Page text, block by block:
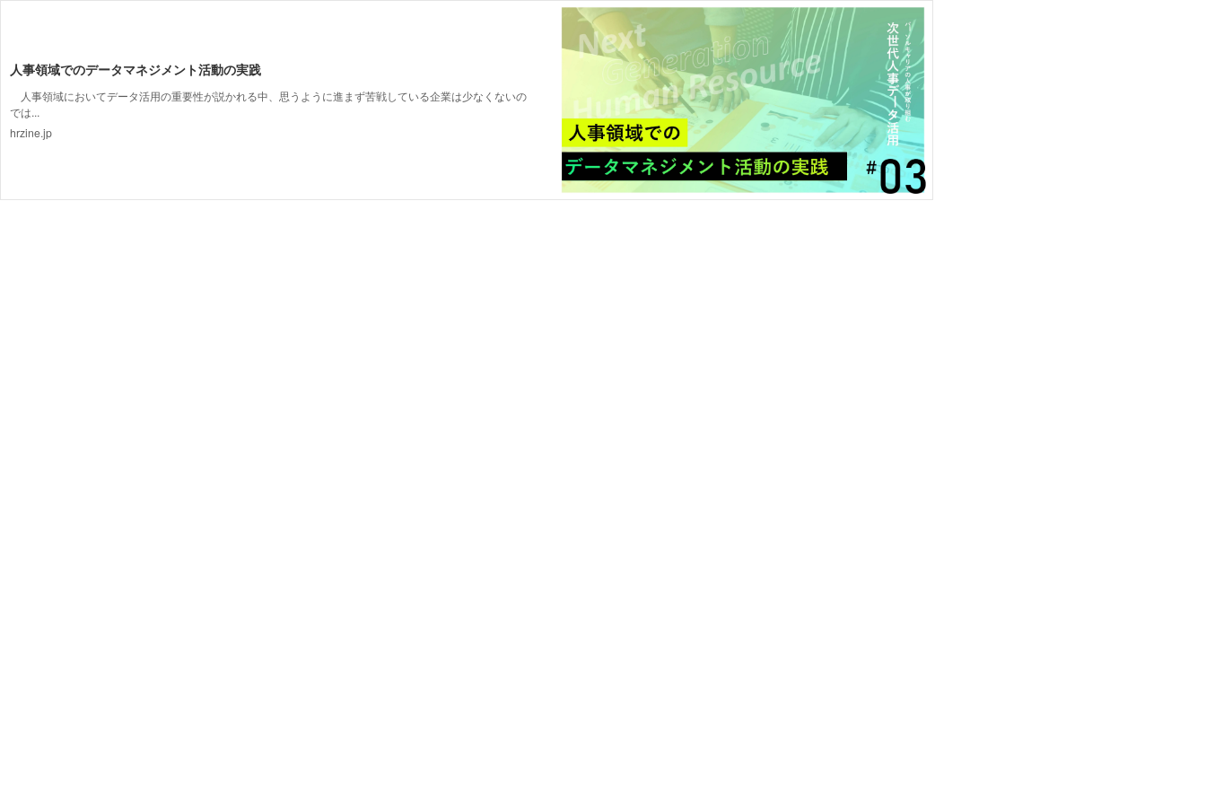
人事領域でのデータマネジメント活動の実践
人事領域においてデータ活用の重要性が説かれる中、思うように進まず苦戦している企業は少なくないの
では...
hrzine.jp